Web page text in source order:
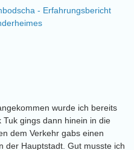
- Erfahrungsbericht
wurde ich bereits
gings dann hinein in die
dem Verkehr gabs einen
der Hauptstadt. Gut musste ich